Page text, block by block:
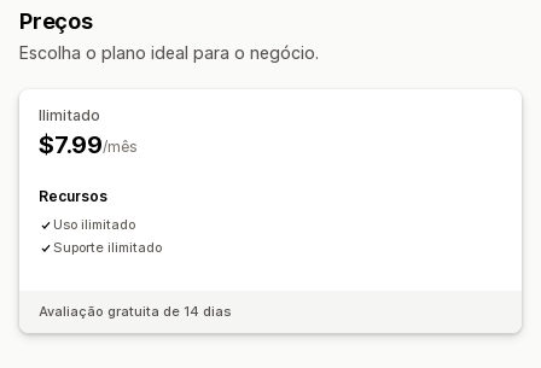
Frete grátis
Preços
Escolha o plano ideal para o negócio.
Ilimitado
$7.99/mês
Recursos
Uso ilimitado
Suporte ilimitado
Avaliação gratuita de 14 dias